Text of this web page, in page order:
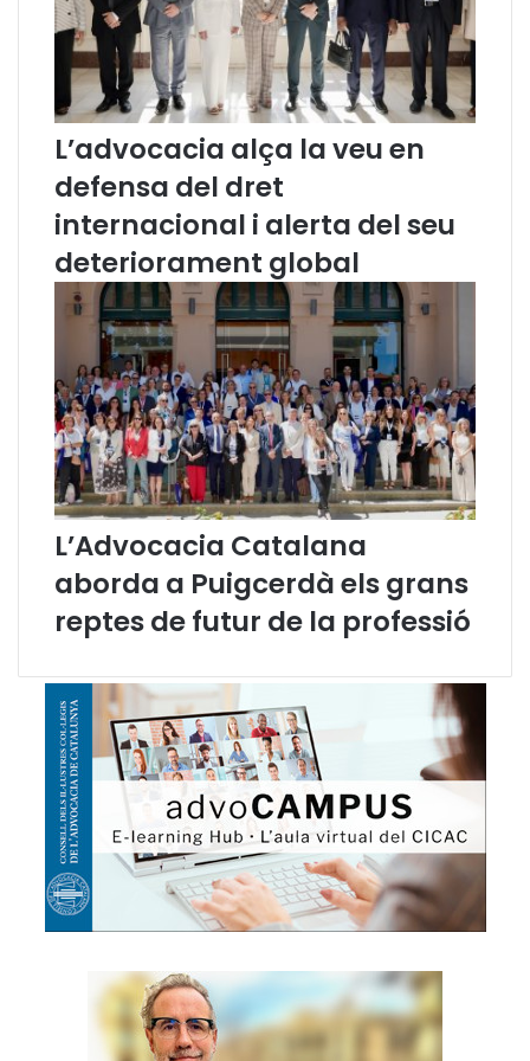
s
o
s
u
m
n
s
e
c
ò
m
i
c
s
a
l
s
u
t
a
t
s
p
e
r
l
l
u
i
t
L’advocacia alça la veu en
defensa del dret
internacional i alerta del seu
deteriorament global
L’Advocacia Catalana
aborda a Puigcerdà els grans
reptes de futur de la professió